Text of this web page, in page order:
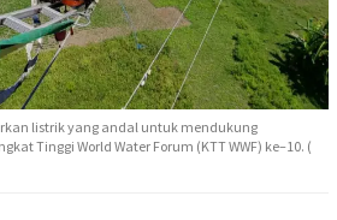
listrik yang andal untuk mendukung
Tinggi World Water Forum (KTT WWF) ke–10. (